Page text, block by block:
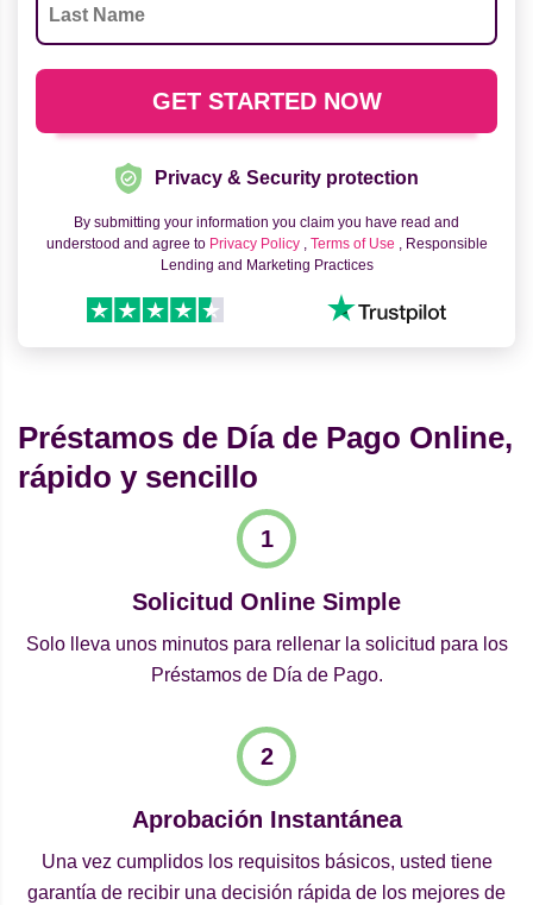
Privacy & Security protection
By submitting your information you claim you have read and
understood and agree to Privacy Policy , Terms of Use , Responsible
Lending and Marketing Practices
Préstamos de Día de Pago Online,
rápido y sencillo
Solicitud Online Simple
Solo lleva unos minutos para rellenar la solicitud para los
Préstamos de Día de Pago.
Aprobación Instantánea
Una vez cumplidos los requisitos básicos, usted tiene
garantía de recibir una decisión rápida de los mejores de